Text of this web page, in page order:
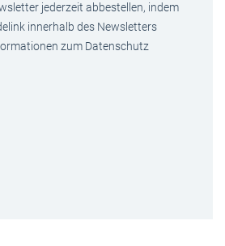
jederzeit abbestellen, indem
innerhalb des Newsletters
zum Datenschutz